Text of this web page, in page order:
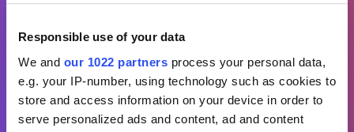
Responsible use of your data
We and our 1022 partners process your personal data,
e.g. your IP-number, using technology such as cookies to
store and access information on your device in order to
serve personalized ads and content, ad and content
pour tous
Le réseau médical
international MSH
Notre réseau de +1,8 millions de
prestataires vous accompagne où que
vous alliez !